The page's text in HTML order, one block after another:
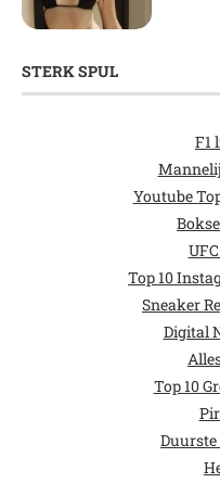
STERK SPUL
F1
Youtube
Top 10
Sneaker
Digital
Top 10